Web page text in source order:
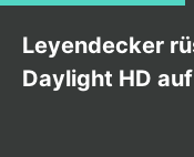
Leyendecker
Daylight HD auf